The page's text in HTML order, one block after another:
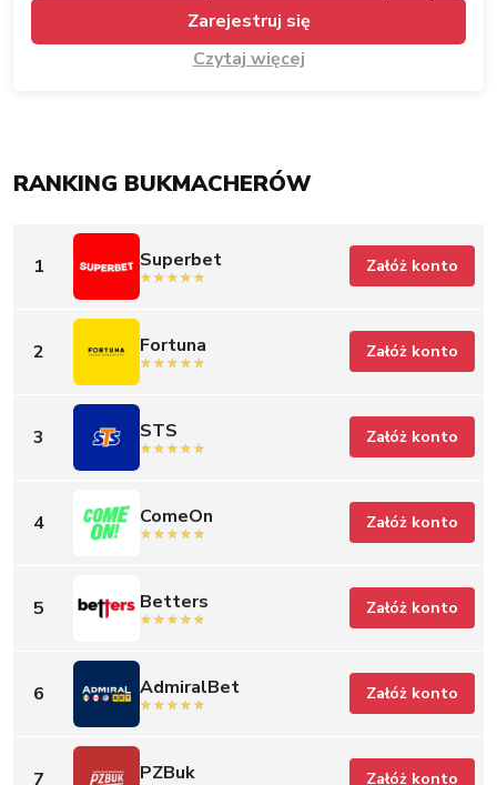
Zarejestruj się
Czytaj więcej
RANKING BUKMACHERÓW
1 Superbet Załóż konto
2 Fortuna Załóż konto
3 STS Załóż konto
4 ComeOn Załóż konto
5 Betters Załóż konto
6 AdmiralBet Załóż konto
7 PZBuk Załóż konto